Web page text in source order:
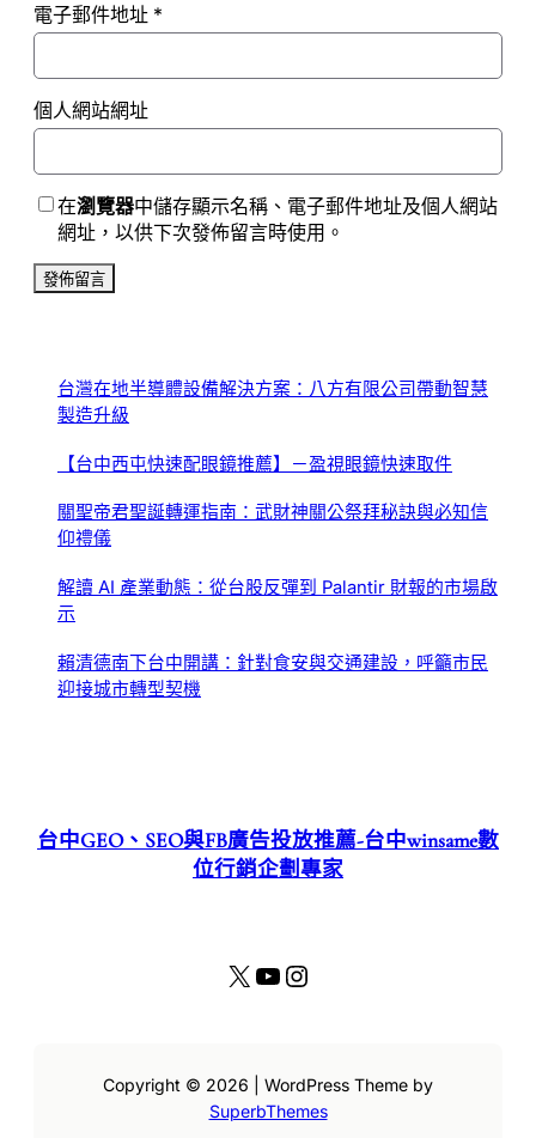
電子郵件地址 *
個人網站網址
在瀏覽器中儲存顯示名稱、電子郵件地址及個人網站
網址，以供下次發佈留言時使用。
台灣在地半導體設備解決方案：八方有限公司帶動智慧
製造升級
【台中西屯快速配眼鏡推薦】－盈視眼鏡快速取件
關聖帝君聖誕轉運指南：武財神關公祭拜秘訣與必知信
仰禮儀
解讀 AI 產業動態：從台股反彈到 Palantir 財報的市場啟
示
賴清德南下台中開講：針對食安與交通建設，呼籲市民
迎接城市轉型契機
台中GEO、SEO與FB廣告投放推薦-台中winsame數
位行銷企劃專家
X YouTube Instagram
Copyright © 2026 | WordPress Theme by
SuperbThemes